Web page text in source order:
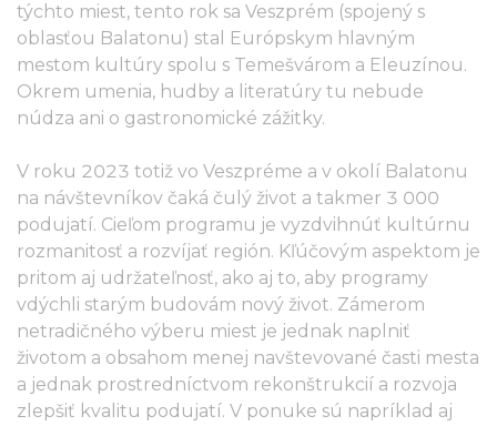
týchto miest, tento rok sa Veszprém (spojený s
oblasťou Balatonu) stal Európskym hlavným
mestom kultúry spolu s Temešvárom a Eleuzínou.
Okrem umenia, hudby a literatúry tu nebude
núdza ani o gastronomické zážitky.
V roku 2023 totiž vo Veszpréme a v okolí Balatonu
na návštevníkov čaká čulý život a takmer 3 000
podujatí. Cieľom programu je vyzdvihnúť kultúrnu
rozmanitosť a rozvíjať región. Kľúčovým aspektom je
pritom aj udržateľnosť, ako aj to, aby programy
vdýchli starým budovám nový život. Zámerom
netradičného výberu miest je jednak naplniť
životom a obsahom menej navštevované časti mesta
a jednak prostredníctvom rekonštrukcií a rozvoja
zlepšiť kvalitu podujatí. V ponuke sú napríklad aj